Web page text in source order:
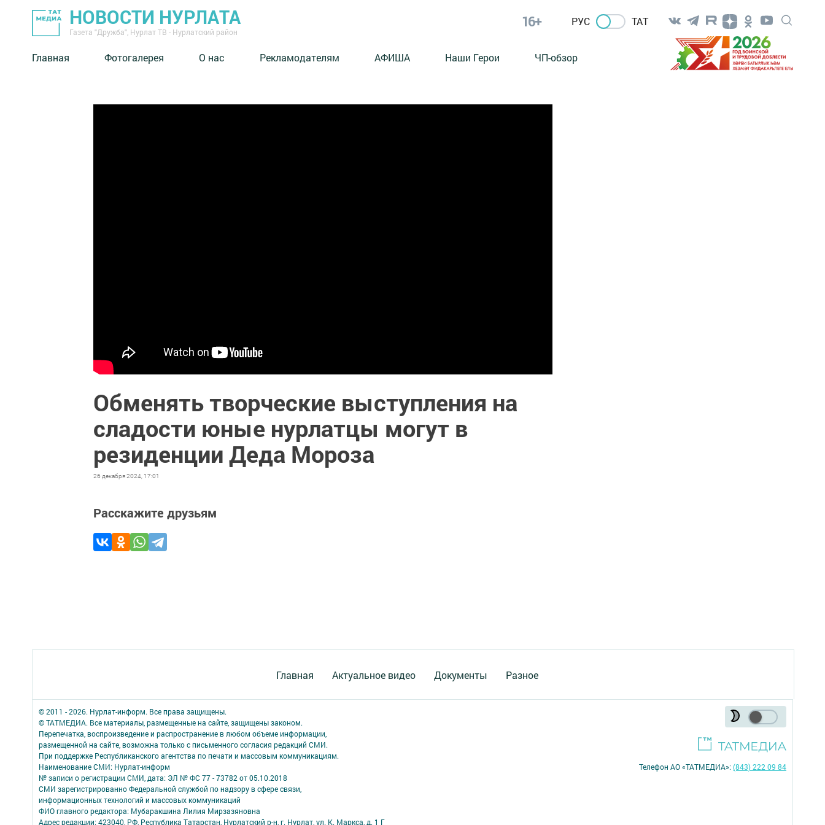
НОВОСТИ НУРЛАТА
Газета "Дружба", Нурлат ТВ - Нурлатский район
16+ РУС ТАТ
Главная Фотогалерея О нас Рекламодателям АФИША Наши Герои ЧП-обзор
Обменять творческие выступления на
сладости юные нурлатцы могут в
резиденции Деда Мороза
26 декабря 2024, 17:01
Расскажите друзьям
Главная Актуальное видео Документы Разное
© 2011 - 2026. Нурлат-⁠информ. Все права защищены.
© ТАТМЕДИА. Все материалы, размещенные на сайте, защищены законом.
Перепечатка, воспроизведение и распространение в любом объеме информации,
размещенной на сайте, возможна только с письменного согласия редакций СМИ.
При поддержке Республиканского агентства по печати и массовым коммуникациям.
Наименование СМИ: Нурлат-⁠информ
№ записи о регистрации СМИ, дата: ЭЛ № ФС 77 -⁠ 73782 от 05.10.2018
СМИ зарегистрированно Федеральной службой по надзору в сфере связи,
информационных технологий и массовых коммуникаций
ФИО главного редактора: Мубаракшина Лилия Мирзазяновна
Адрес редакции: 423040, РФ, Республика Татарстан, Нурлатский р-н, г. Нурлат, ул. К. Маркса, д. 1 Г
Телефон АО «ТАТМЕДИА»:(843) 222 09 84